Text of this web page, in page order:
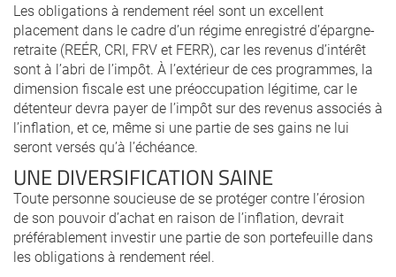
Les obligations à rendement réel sont un excellent
placement dans le cadre d’un régime enregistré d’épargne-
retraite (REÉR, CRI, FRV et FERR), car les revenus d’intérêt
sont à l’abri de l’impôt. À l’extérieur de ces programmes, la
dimension fiscale est une préoccupation légitime, car le
détenteur devra payer de l’impôt sur des revenus associés à
l’inflation, et ce, même si une partie de ses gains ne lui
seront versés qu’à l’échéance.
UNE DIVERSIFICATION SAINE
Toute personne soucieuse de se protéger contre l’érosion
de son pouvoir d’achat en raison de l’inflation, devrait
préférablement investir une partie de son portefeuille dans
les obligations à rendement réel.